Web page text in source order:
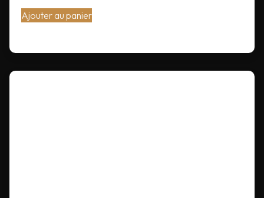
Ajouter au panier